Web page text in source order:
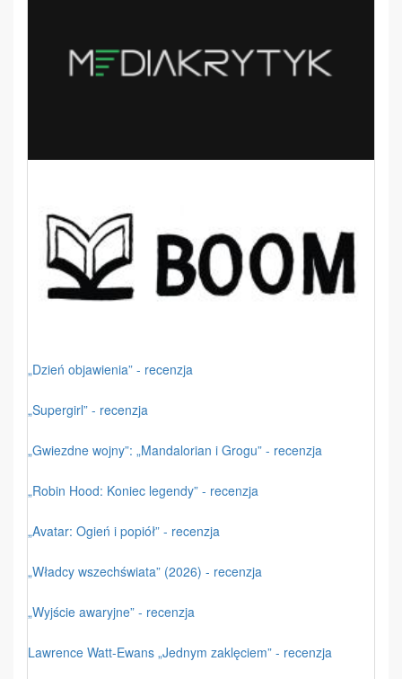
„Dzień objawienia” - recenzja
„Supergirl” - recenzja
„Gwiezdne wojny”: „Mandalorian i Grogu” - recenzja
„Robin Hood: Koniec legendy” - recenzja
„Avatar: Ogień i popiół” - recenzja
„Władcy wszechświata” (2026) - recenzja
„Wyjście awaryjne” - recenzja
Lawrence Watt-Ewans „Jednym zaklęciem” - recenzja